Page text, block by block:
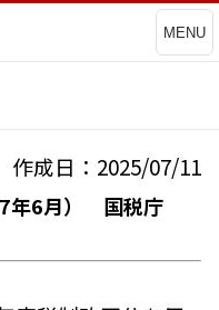
MENU
作成日：2025/07/11
7年6月） 国税庁